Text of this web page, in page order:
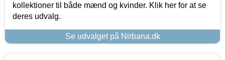
kollektioner til både mænd og kvinder. Klik her for at se
deres udvalg.
Se udvalget på Nirbana.dk